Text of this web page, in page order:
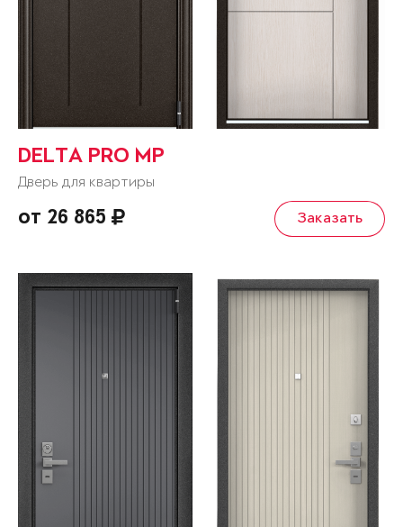
DELTA PRO MP
Дверь для квартиры
от 26 865 Заказать